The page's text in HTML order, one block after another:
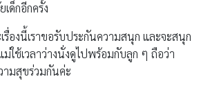
ด็กอีกครั้ง
รื่องนี้เราขอรับประกันความสนุก และจะสนุก
ช้เวลาว่างนั่งดูไปพร้อมกับลูก ๆ ถือว่า
ามสุขร่วมกันค่ะ